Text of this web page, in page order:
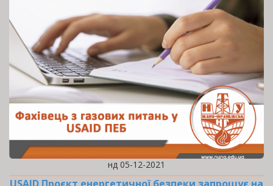
нд 05-12-2021